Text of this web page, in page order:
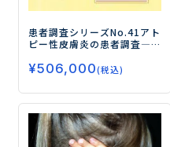
患者調査シリーズNo.41アト
ピー性皮膚炎の患者調査―
薬に対するニーズを探る―
¥506,000(税込)